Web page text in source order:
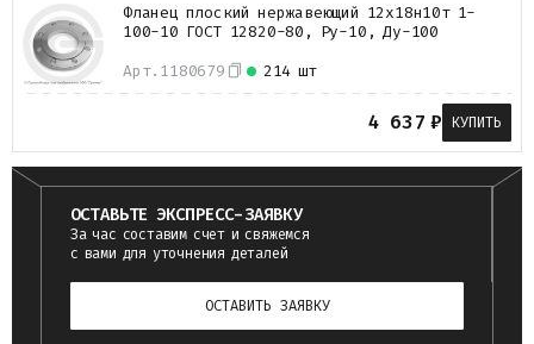
Арт. 1180679 214 шт
Фланец плоский нержавеющий 12х18н10т 1-
100-10 ГОСТ 12820-80, Ру-10, Ду-100
4 637 ₽ КУПИТЬ
ОСТАВЬТЕ ЭКСПРЕСС-ЗАЯВКУ
За час составим счет и свяжемся
с вами для уточнения деталей
ОСТАВИТЬ ЗАЯВКУ